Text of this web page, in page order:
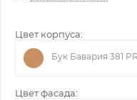
Цвет корпуса:
Бук Бавария 381 PR
Цвет фасада: